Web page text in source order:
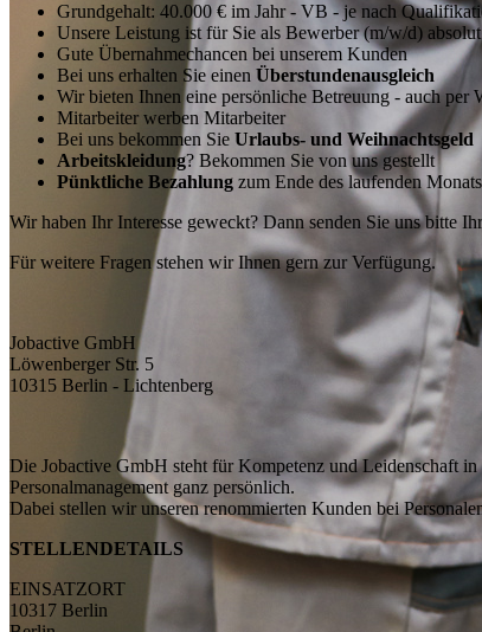
Grundgehalt: 40.000 € im Jahr - VB - je nach
Unsere Leistung ist für Sie als Bewerber (m/w/d)
Gute Übernahmechancen bei unserem Kunden
Bei uns erhalten Sie einen Überstundenausgleich
Wir bieten Ihnen eine persönliche Betreuung - auch per
Mitarbeiter werben Mitarbeiter
Bei uns bekommen Sie Urlaubs- und Weihnachtsgeld
Arbeitskleidung? Bekommen Sie von uns gestellt
Pünktliche Bezahlung zum Ende des laufenden Monats
Wir haben Ihr Interesse geweckt? Dann senden Sie uns bitte
Für weitere Fragen stehen wir Ihnen gern zur Verfügung.
Jobactive GmbH
Löwenberger Str. 5
10315 Berlin - Lichtenberg
Die Jobactive GmbH steht für Kompetenz und Leidenschaft
Personalmanagement ganz persönlich.
Dabei stellen wir unseren renommierten Kunden bei
STELLENDETAILS
EINSATZORT
10317 Berlin